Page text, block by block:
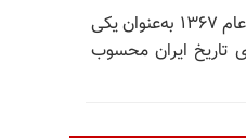
سی‌نیوز انگلستان: قتل‌عام ۱۳۶۷ به‌عنوان یکی
تاریخ ایران محسوب